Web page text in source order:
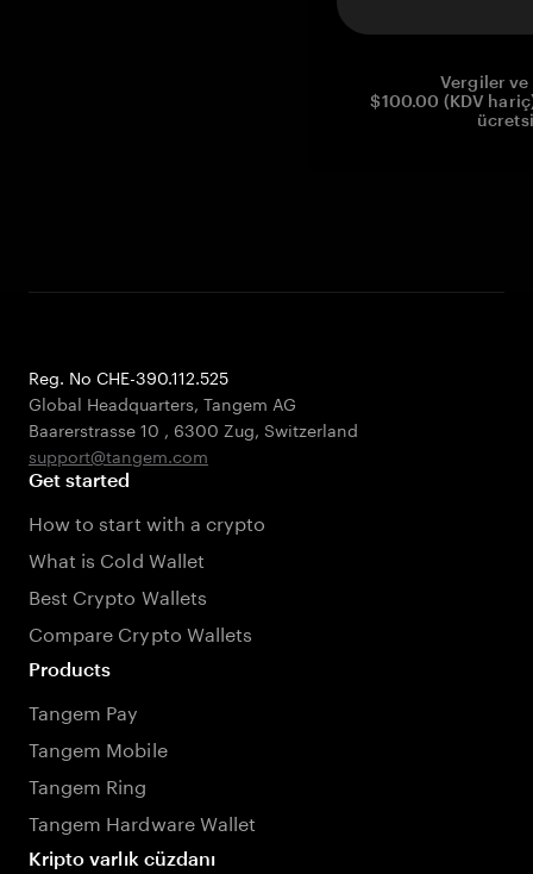
Vergiler
$100.00 (KDV
Reg. No CHE-390.112.525
Global Headquarters, Tangem AG
Baarerstrasse 10 , 6300 Zug, Switzerland
support@tangem.com
Get started
How to start with a crypto
What is Cold Wallet
Best Crypto Wallets
Compare Crypto Wallets
Products
Tangem Pay
Tangem Mobile
Tangem Ring
Tangem Hardware Wallet
Kripto varlık cüzdanı